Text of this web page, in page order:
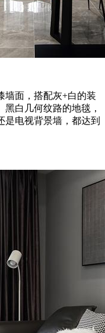
墙面，搭配灰+白的装
白几何纹路的地毯，
是电视背景墙，都达到